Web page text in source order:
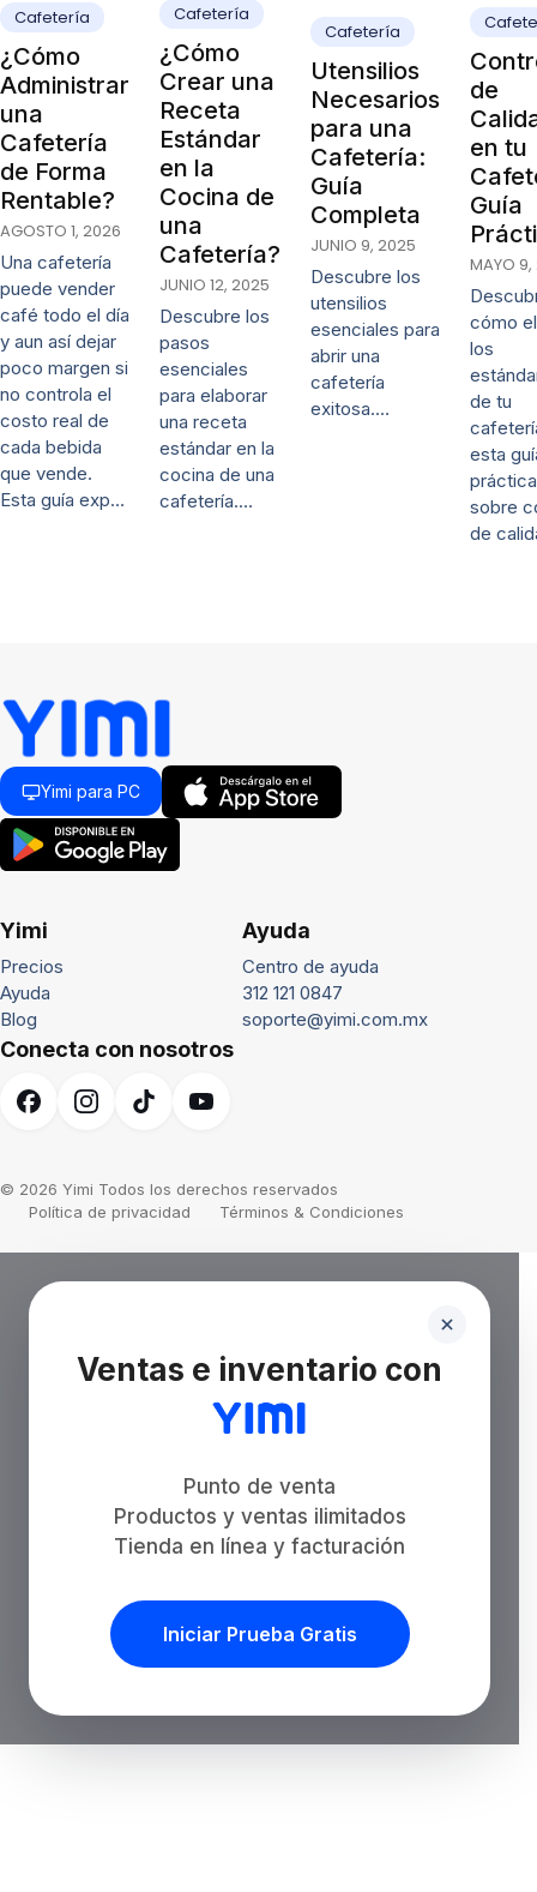
Cafetería
¿Cómo
Administrar
una
Cafetería
de Forma
Rentable?
AGOSTO 1, 2026
Una cafetería
puede vender
café todo el día
y aun así dejar
poco margen si
no controla el
costo real de
cada bebida
que vende.
Esta guía exp…
Cafetería
¿Cómo
Crear una
Receta
Estándar
en la
Cocina de
una
Cafetería?
JUNIO 12, 2025
Descubre los
pasos
esenciales
para elaborar
una receta
estándar en la
cocina de una
cafetería.…
Cafetería
Utensilios
Necesarios
para una
Cafetería:
Guía
Completa
JUNIO 9, 2025
Descubre los
utensilios
esenciales para
abrir una
cafetería
exitosa.…
de
en tu
Guía
MAYO
cómo
los
de tu
esta
práctica
sobre
de
Yimi para PC
Yimi
Precios
Ayuda
Blog
Ayuda
Centro de ayuda
312 121 0847
soporte@yimi.com.mx
Conecta con nosotros
© 2026 Yimi Todos los derechos reservados
Política de privacidad
Términos & Condiciones
Ventas e inventario con
Punto de venta
Productos y ventas ilimitados
Tienda en línea y facturación
Iniciar Prueba Gratis